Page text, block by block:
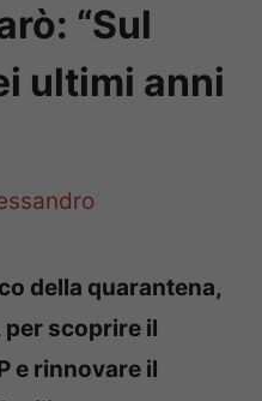
“Sul
ultimi anni
della quarantena,
scoprire il
e rinnovare il